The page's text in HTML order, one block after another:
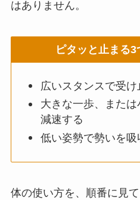
はありません。
ピタッと止まる
広いスタンスで受け
大きな一歩、また
減速する
低い姿勢で勢いを吸
体の使い方を、順番に見て